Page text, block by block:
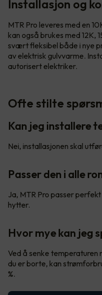
Installasjon og
MTR Pro leveres med en
kan også brukes med 12K,
svært fleksibel både i nye
av elektrisk gulvvarme.
autorisert elektriker.
Ofte stilte
Kan jeg installere
Nei, installasjonen skal
Passer den i alle
Ja, MTR Pro passer
hytter.
Hvor mye kan jeg
Ved å senke temperaturen
du er borte, kan
%.